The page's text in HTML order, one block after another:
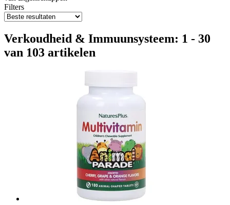
Filters
Verkoudheid & Immuunsysteem: 1 - 30
van 103 artikelen